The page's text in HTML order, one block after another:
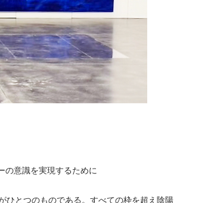
の意識を実現するために
ひとつのものである。すべての枠を超え陰陽